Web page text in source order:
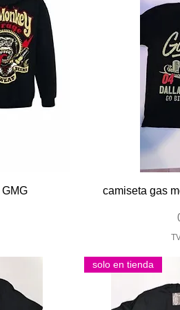
camiseta gas
solo en tienda